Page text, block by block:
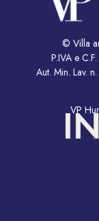
© Villa
P.IVA e
Aut. Min. Lav.
VP